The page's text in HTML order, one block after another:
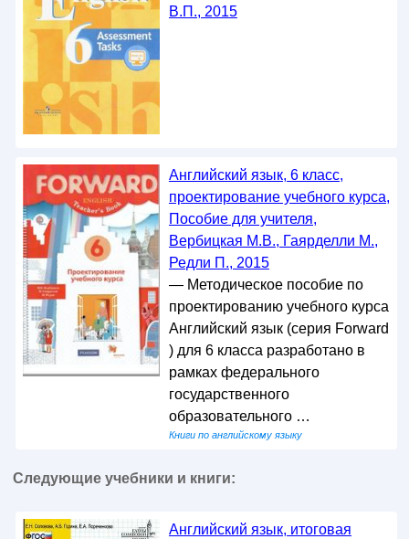
В.П., 2015
Английский язык, 6 класс,
проектирование учебного курса,
Пособие для учителя,
Вербицкая М.В., Гаярделли М.,
Редли П., 2015
— Методическое пособие по
проектированию учебного курса
Английский язык (серия Forward
) для 6 класса разработано в
рамках федерального
государственного
образовательного …
Книги по английскому языку
Следующие учебники и книги:
Английский язык, итоговая